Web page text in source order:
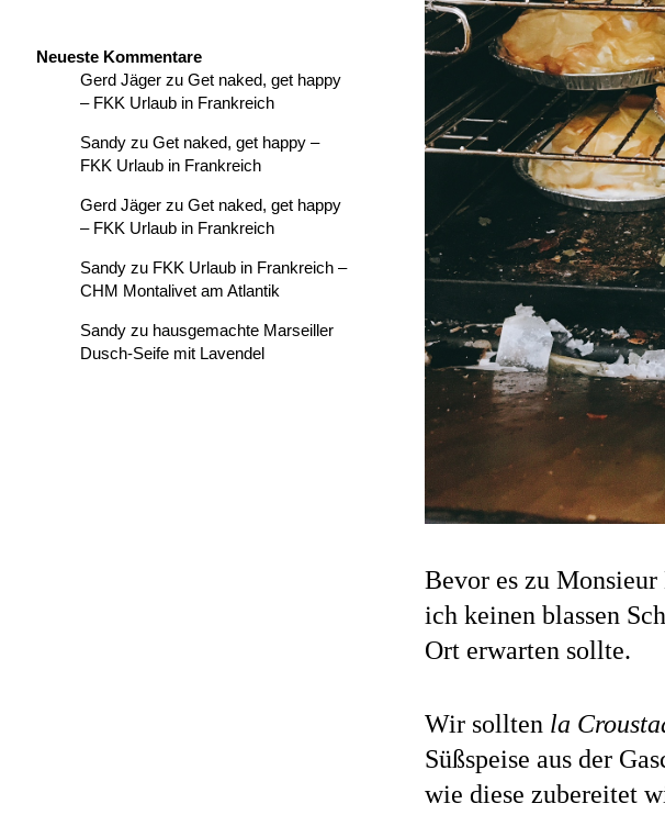
Bevor es zu
ich keinen blassen
Ort erwarten sollte.
Wir sollten la
Süßspeise aus der
wie diese zubereitet
Neueste Kommentare
Gerd Jägerzu Get naked, get happy
– FKK Urlaub in Frankreich
Sandyzu Get naked, get happy –
FKK Urlaub in Frankreich
Gerd Jägerzu Get naked, get happy
– FKK Urlaub in Frankreich
Sandyzu FKK Urlaub in Frankreich –
CHM Montalivet am Atlantik
Sandyzu hausgemachte Marseiller
Dusch-Seife mit Lavendel